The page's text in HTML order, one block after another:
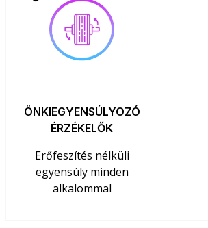
ÖNKIEGYENSÚLYOZÓ
ÉRZÉKELŐK
Erőfeszítés nélküli
egyensúly minden
alkalommal